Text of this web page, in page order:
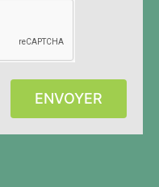
ENVOYER